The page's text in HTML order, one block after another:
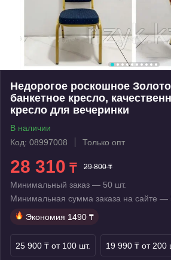
Недорогое роскошное
банкетное кресло,
кресло для вечеринки
В наличии
Код: 08997008
Только опт
28 310 ₸ 29 800 ₸
Минимальный заказ — 50 шт.
Минимальная сумма заказа на сайте —
Экономия 1490 ₸
25 900 ₸ от 100 шт. 19 990 ₸ от 200